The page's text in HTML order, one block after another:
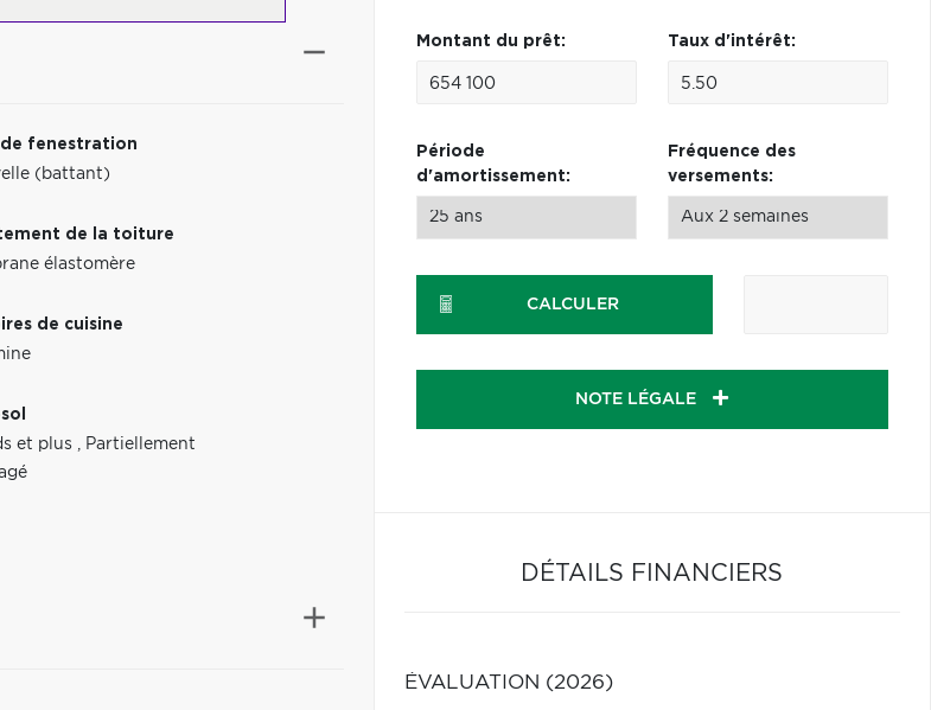
de fenestration
(battant)
de la toiture
élastomère
de cuisine
et plus , Partiellement
Montant du prêt: Taux d'intérêt:
Période
d'amortissement:
Fréquence des
versements:
CALCULER
NOTE LÉGALE
DÉTAILS FINANCIERS
ÉVALUATION (2026)